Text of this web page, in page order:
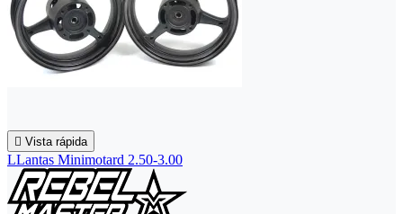
 Vista rápida
LLantas Minimotard 2.50-3.00